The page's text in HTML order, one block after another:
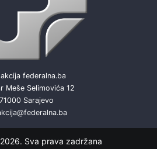
federalna.ba
Meše Selimovića 12
71000 Sarajevo
Sva prava zadržana